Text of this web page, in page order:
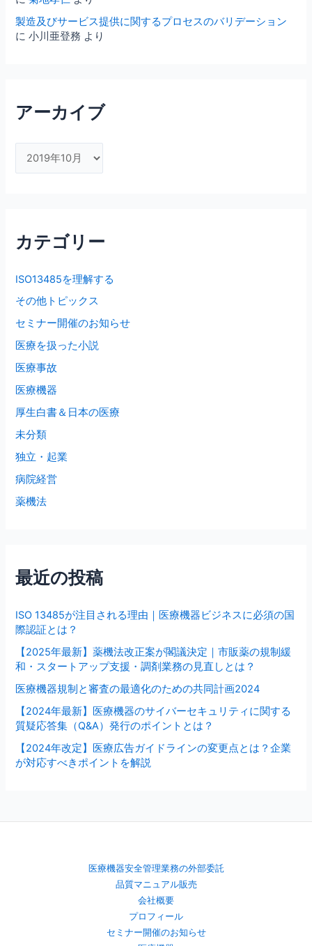
製造及びサービス提供に関するプロセスのバリデーション
に小川亜登務 より
アーカイブ
ー
ブ
カテゴリー
ISO13485を理解する
その他トピックス
セミナー開催のお知らせ
医療を扱った小説
医療事故
医療機器
厚生白書＆日本の医療
未分類
独立・起業
病院経営
薬機法
最近の投稿
ISO 13485が注目される理由｜医療機器ビジネスに必須の国
際認証とは？
【2025年最新】薬機法改正案が閣議決定｜市販薬の規制緩
和・スタートアップ支援・調剤業務の見直しとは？
医療機器規制と審査の最適化のための共同計画2024
【2024年最新】医療機器のサイバーセキュリティに関する
質疑応答集（Q&A）発行のポイントとは？
【2024年改定】医療広告ガイドラインの変更点とは？企業
が対応すべきポイントを解説
医療機器安全管理業務の外部委託
品質マニュアル販売
会社概要
プロフィール
セミナー開催のお知らせ